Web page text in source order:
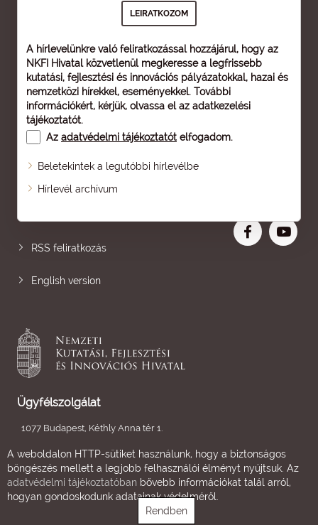
A hírlevelünkre való feliratkozással hozzájárul, hogy az
NKFI Hivatal közvetlenül megkeresse a legfrissebb
kutatási, fejlesztési és innovációs pályázatokkal, hazai és
nemzetközi hírekkel, eseményekkel. További
információkért, kérjük, olvassa el az adatkezelési
tájékoztatót.
Az adatvédelmi tájékoztatót elfogadom.
Beletekintek a legutóbbi hírlevélbe
Hírlevél archívum
Oldaltérkép
RSS feliratkozás
English version
Ügyfélszolgálat
1077 Budapest, Kéthly Anna tér 1.
+36 1 795 9500
Írjon nekünk
Ügyfélszolgálati idő
A weboldalon HTTP-sütiket használunk, hogy a biztonságos
böngészés mellett a legjobb felhasználói élményt nyújtsuk. Az
adatvédelmi tájékoztatóban bővebb információkat talál arról,
hogyan gondoskodunk adatainak védelméről.
Rendben